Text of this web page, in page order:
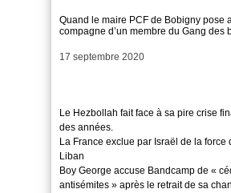
Quand le maire PCF de Bobigny pose
compagne d’un membre du Gang des
Date
17 septembre 2020
Le Hezbollah fait face à sa pire crise
des années.
La France exclue par Israël de la force
Liban
Boy George accuse Bandcamp de «
antisémites » après le retrait de sa